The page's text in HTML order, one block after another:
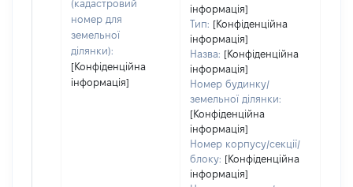
(кадастровий
номер для
земельної
ділянки):
[Конфіденційна
інформація]
інформація]
Тип: [Конфіденційна
інформація]
Назва: [Конфіденційна
інформація]
Номер будинку/
земельної ділянки:
[Конфіденційна
інформація]
Номер корпусу/секції/
блоку: [Конфіденційна
інформація]